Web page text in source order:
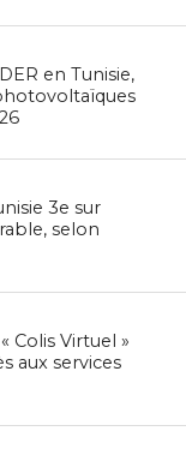
en Tunisie,
3e sur
selon
Colis Virtuel »
aux services